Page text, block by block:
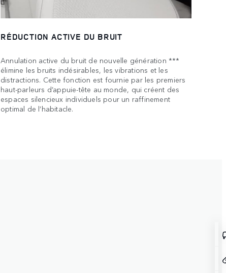
RÉDUCTION ACTIVE DU BRUIT
Annulation active du bruit de nouvelle génération ***
élimine les bruits indésirables, les vibrations et les
distractions. Cette fonction est fournie par les premiers
haut-parleurs d’appuie-tête au monde, qui créent des
espaces silencieux individuels pour un raffinement
optimal de l’habitacle.